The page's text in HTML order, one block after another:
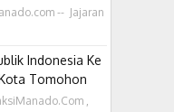
-- Jajaran
Indonesia Ke
Tomohon
,